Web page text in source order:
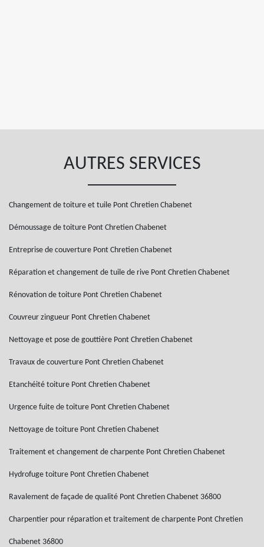
AUTRES SERVICES
Changement de toiture et tuile Pont Chretien Chabenet
Démoussage de toiture Pont Chretien Chabenet
Entreprise de couverture Pont Chretien Chabenet
Réparation et changement de tuile de rive Pont Chretien Chabenet
Rénovation de toiture Pont Chretien Chabenet
Couvreur zingueur Pont Chretien Chabenet
Nettoyage et pose de gouttière Pont Chretien Chabenet
Travaux de couverture Pont Chretien Chabenet
Etanchéité toiture Pont Chretien Chabenet
Urgence fuite de toiture Pont Chretien Chabenet
Nettoyage de toiture Pont Chretien Chabenet
Traitement et changement de charpente Pont Chretien Chabenet
Hydrofuge toiture Pont Chretien Chabenet
Ravalement de façade de qualité Pont Chretien Chabenet 36800
Charpentier pour réparation et traitement de charpente Pont Chretien
Chabenet 36800